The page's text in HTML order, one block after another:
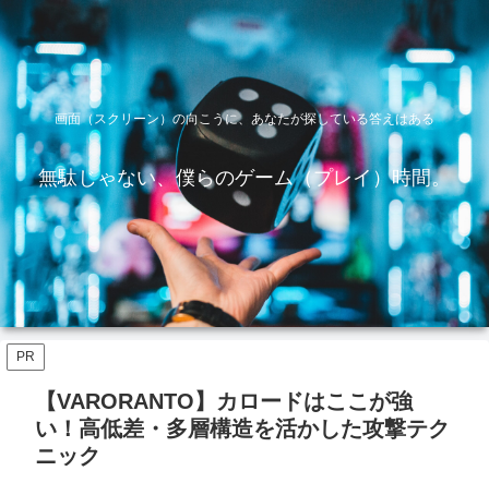
画面（スクリーン）の向こうに、あなたが探している答えはある
無駄じゃない、僕らのゲーム（プレイ）時間。
PR
【VARORANTO】カロードはここが強
い！高低差・多層構造を活かした攻撃テク
ニック